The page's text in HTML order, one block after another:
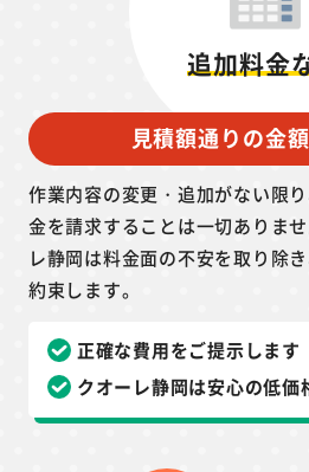
追加料金
見積額通りの金
作業内容の変更・追加がない限
金を請求することは一切ありま
レ静岡は料金面の不安を取り除
約束します。
正確な費用をご提示します
クオーレ静岡は安心の低価